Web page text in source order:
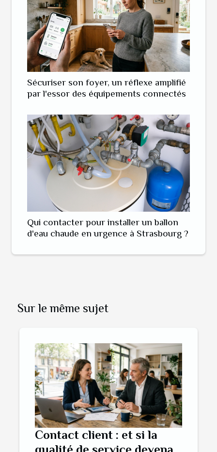
Sécuriser son foyer, un réflexe amplifié
par l'essor des équipements connectés
Qui contacter pour installer un ballon
d'eau chaude en urgence à Strasbourg ?
Sur le même sujet
Contact client : et si la